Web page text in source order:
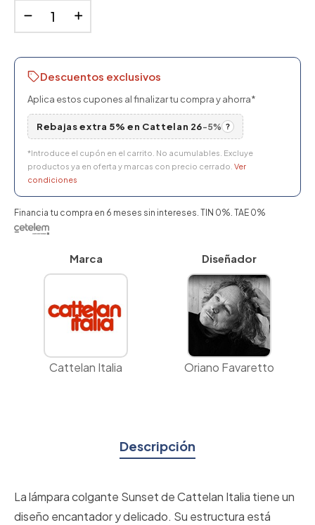
Descuentos exclusivos
Aplica estos cupones al finalizar tu compra y ahorra*
Rebajas extra 5% en Cattelan 26-5% ?
*Introduce el cupón en el carrito. No acumulables. Excluye
productos ya en oferta y marcas con precio cerrado. Ver
condiciones
Financia tu compra en 6 meses sin intereses. TIN 0%. TAE 0%
Marca
Cattelan Italia
Diseñador
Oriano Favaretto
Descripción
La lámpara colgante Sunset de Cattelan Italia tiene un
diseño encantador y delicado. Su estructura está